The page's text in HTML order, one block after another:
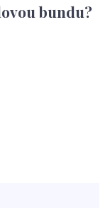
bundu?